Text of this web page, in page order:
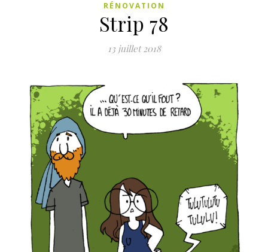
RÉNOVATION
Strip 78
13 juillet 2018